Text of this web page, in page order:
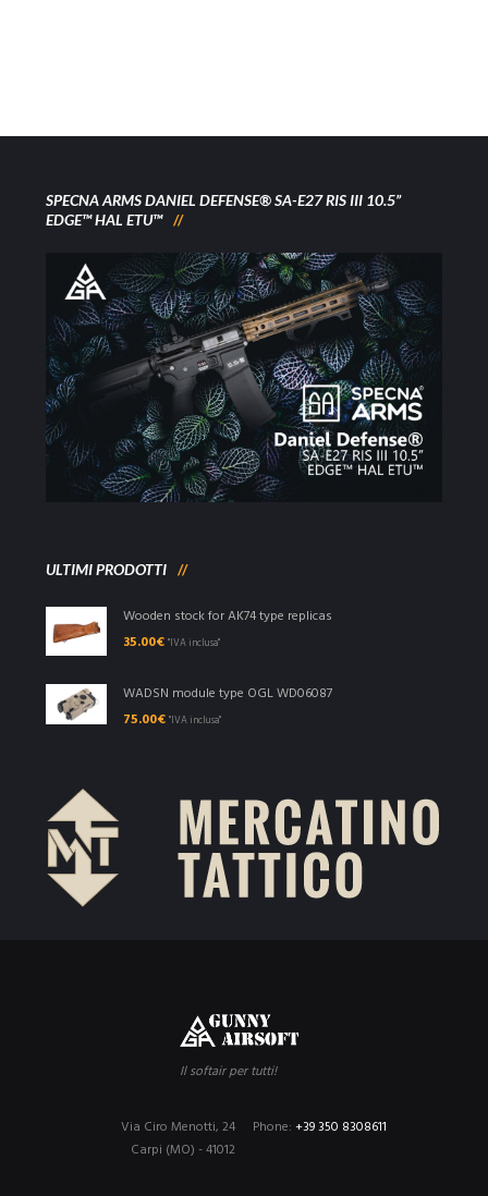
SPECNA ARMS DANIEL DEFENSE® SA-E27 RIS III 10.5”
EDGE™ HAL ETU™
ULTIMI PRODOTTI
Wooden stock for AK74 type replicas
35.00€ "IVA inclusa"
WADSN module type OGL WD06087
75.00€ "IVA inclusa"
Il softair per tutti!
Phone: +39 350 8308611
Via Ciro Menotti, 24
Carpi (MO) - 41012